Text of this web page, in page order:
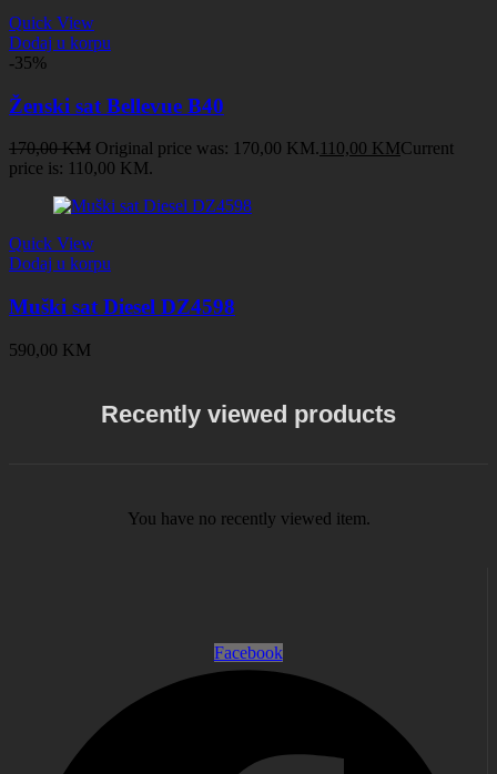
Quick View
Dodaj u korpu
-35%
Ženski sat Bellevue B40
170,00KM Original price was: 170,00 KM. 110,00 KMCurrent
price is: 110,00 KM.
Quick View
Dodaj u korpu
Muški sat Diesel DZ4598
590,00 KM
Recently viewed products
You have no recently viewed item.
Facebook